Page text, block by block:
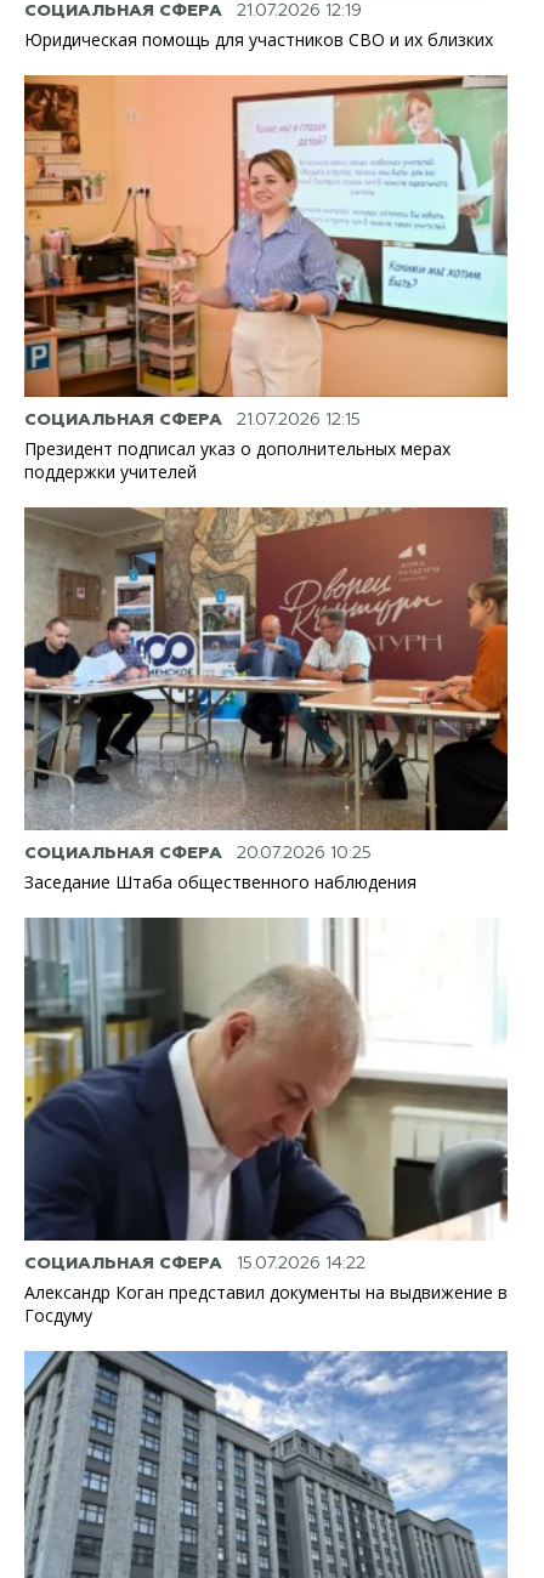
СОЦИАЛЬНАЯ СФЕРА 21.07.2026 12:19
Юридическая помощь для участников СВО и их близких
СОЦИАЛЬНАЯ СФЕРА 21.07.2026 12:15
Президент подписал указ о дополнительных мерах
поддержки учителей
СОЦИАЛЬНАЯ СФЕРА 20.07.2026 10:25
Заседание Штаба общественного наблюдения
СОЦИАЛЬНАЯ СФЕРА 15.07.2026 14:22
Александр Коган представил документы на выдвижение в
Госдуму